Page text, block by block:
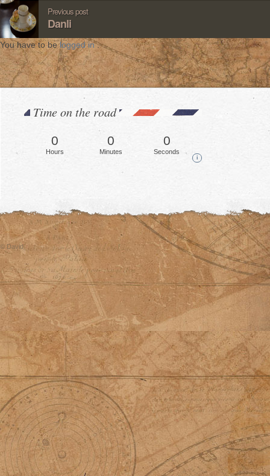
Previous post
Danli
You have to belogged in.
Time on the road
0
Hours
0
Minutes
0
Seconds
i
© David